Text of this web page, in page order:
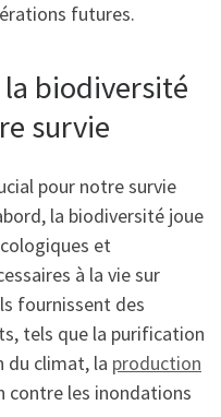
futures.
biodiversité
survie
pour notre survie
la biodiversité joue
et
à la vie sur
fournissent des
tels que la purification
du climat, la production
contre les inondations